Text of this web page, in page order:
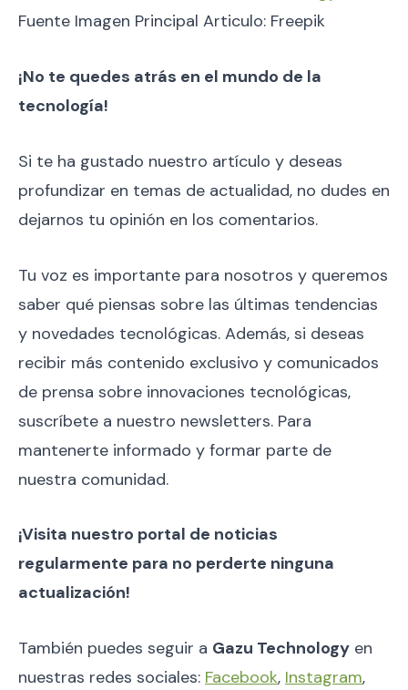
Fuente Imagen Principal Articulo: Freepik
¡No te quedes atrás en el mundo de la
tecnología!
Si te ha gustado nuestro artículo y deseas
profundizar en temas de actualidad, no dudes en
dejarnos tu opinión en los comentarios.
Tu voz es importante para nosotros y queremos
saber qué piensas sobre las últimas tendencias
y novedades tecnológicas. Además, si deseas
recibir más contenido exclusivo y comunicados
de prensa sobre innovaciones tecnológicas,
suscríbete a nuestro newsletters. Para
mantenerte informado y formar parte de
nuestra comunidad.
¡Visita nuestro portal de noticias
regularmente para no perderte ninguna
actualización!
También puedes seguir a Gazu Technology en
nuestras redes sociales: Facebook, Instagram,